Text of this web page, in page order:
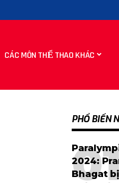
CÁC MÔN THỂ THAO KHÁC
PHỔ BIẾN
2024:
Bhagat